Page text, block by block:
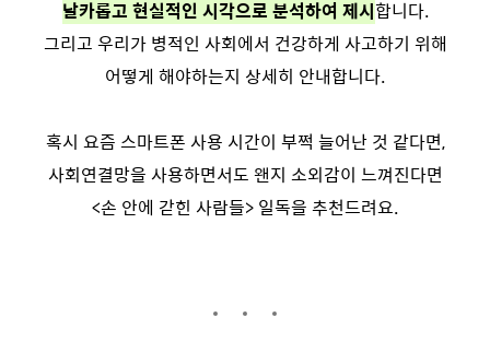
날카롭고 현실적인 시각으로 분석하여 제시합니다.
그리고 우리가 병적인 사회에서 건강하게 사고하기 위해
어떻게 해야하는지 상세히 안내합니다.
혹시 요즘 스마트폰 사용 시간이 부쩍 늘어난 것 같다면,
사회연결망을 사용하면서도 왠지 소외감이 느껴진다면
<손 안에 갇힌 사람들> 일독을 추천드려요.